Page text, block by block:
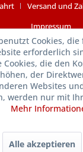
Versand und
Impressum
Cookies,
erforderlich
Cookies, die den
der
Websites
werden nur mit
Mehr
Alle akzeptieren